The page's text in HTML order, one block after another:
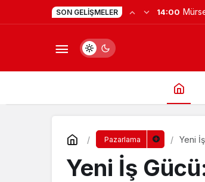
SON GELIŞMELER 0:23
Pazarlama Yeni
Yeni İş